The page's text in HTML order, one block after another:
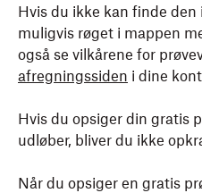
Hvis du ikke kan finde
muligvis røget i mappen
også se vilkårene for
afregningssiden i dine
Hvis du opsiger din gratis
udløber, bliver du ikke
Når du opsiger en gratis